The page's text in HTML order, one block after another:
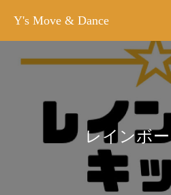
Y's Move & Dance
レインボ